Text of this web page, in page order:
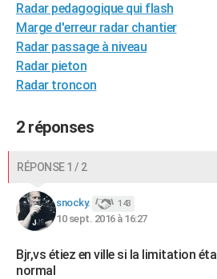
Radar pedagogique qui flash
Marge d'erreur radar chantier
Radar passage à niveau
Radar pieton
Radar troncon
2 réponses
RÉPONSE 1 / 2
snocky. 143
10 sept. 2016 à 16:27
Bjr,vs étiez en ville si la limitation
normal